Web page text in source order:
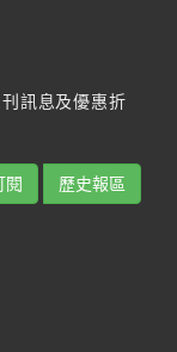
訊息及優惠折
閱 歷史報區